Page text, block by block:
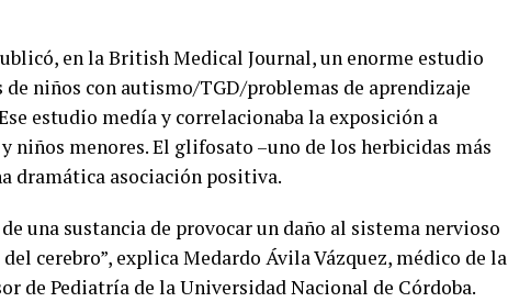
en la British Medical Journal, un enorme estudio
niños con autismo/TGD/problemas de aprendizaje
estudio medía y correlacionaba la exposición a
niños menores. El glifosato –uno de los herbicidas más
dramática asociación positiva.
una sustancia de provocar un daño al sistema nervioso
cerebro”, explica Medardo Ávila Vázquez, médico de la
de Pediatría de la Universidad Nacional de Córdoba.